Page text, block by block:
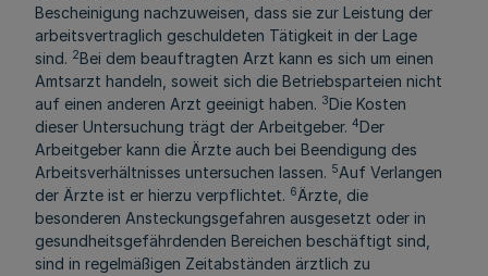
Bescheinigung nachzuweisen, dass sie zur Leistung der
arbeitsvertraglich geschuldeten Tätigkeit in der Lage
sind. 2Bei dem beauftragten Arzt kann es sich um einen
Amtsarzt handeln, soweit sich die Betriebsparteien nicht
auf einen anderen Arzt geeinigt haben. 3Die Kosten
dieser Untersuchung trägt der Arbeitgeber. 4Der
Arbeitgeber kann die Ärzte auch bei Beendigung des
Arbeitsverhältnisses untersuchen lassen. 5Auf Verlangen
der Ärzte ist er hierzu verpflichtet. 6Ärzte, die
besonderen Ansteckungsgefahren ausgesetzt oder in
gesundheitsgefährdenden Bereichen beschäftigt sind,
sind in regelmäßigen Zeitabständen ärztlich zu